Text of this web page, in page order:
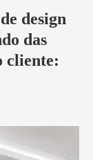
design
das
cliente: